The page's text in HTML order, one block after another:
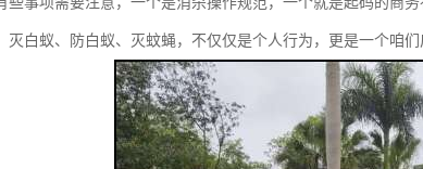
灭白蚁、防白蚁、灭蚊蝇，不仅仅是个人行为，更是一个咱